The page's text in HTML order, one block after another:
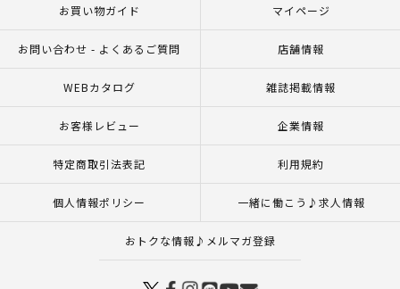
お買い物ガイド マイページ
お問い合わせ - よくあるご質問 店舗情報
WEBカタログ 雑誌掲載情報
お客様レビュー 企業情報
特定商取引法表記 利用規約
個人情報ポリシー 一緒に働こう♪求人情報
おトクな情報♪メルマガ登録